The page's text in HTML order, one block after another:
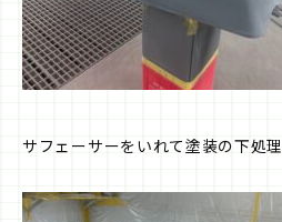
サフェーサーをいれて塗装の下処理